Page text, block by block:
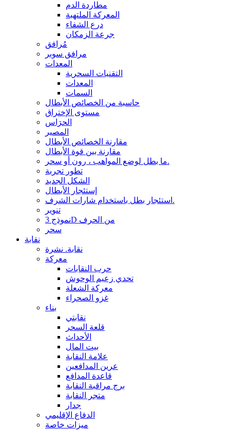
مطاردة الدم
المعركة الملتهبة
درع الشفاء
جرعة الزمكان
مُرافق
مرافق سوبر
المعدات
التقنيات السحرية
المعدات
السمات
حاسبة من الخصائص الأبطال
مستوى الإختراق
الحرَاس
المصير
مقارنة الخصائص الأبطال
مقارنة بين قوة الأبطال
ما بطل لوضع المواهب ، رون أو سحر.
تطور تجربة
الشكل الجديد
إستئجار الأبطال
استئجار بطل باستخدام شارات الشرف.
تنوير
نموذج 3D من الحرف
سحر
نقابة
نقابة. نشرة
معركة
حرب النقابات
تحدي زعيم الوحوش
معركة الشعلة
غزو الصحراء
بناء
نقابتي
قلعة السحر
الأحداث
بيت المال
علامة النقابة
عرين المدافعين
قاعدة المدافع
برج مراقبة النقابة
متجر النقابة
جدار
الدفاع الإقليمي
ميزات خاصة